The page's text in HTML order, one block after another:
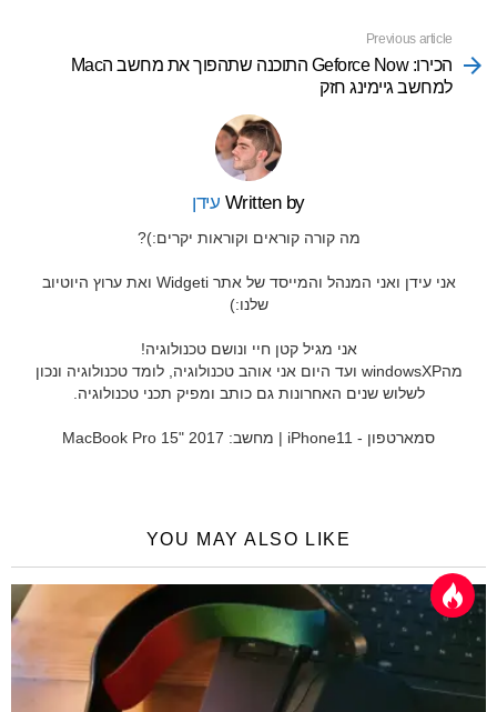
more
Previous article
הכירו: Geforce Now התוכנה שתהפוך את מחשב הMac
למחשב גיימינג חזק
Written by עידן
מה קורה קוראים וקוראות יקרים:)?
אני עידן ואני המנהל והמייסד של אתר Widgeti ואת ערוץ היוטיוב
שלנו:)
אני מגיל קטן חיי ונושם טכנולוגיה!
מהwindowsXP ועד היום אני אוהב טכנולוגיה, לומד טכנולוגיה ונכון
לשלוש שנים האחרונות גם כותב ומפיק תכני טכנולוגיה.
סמארטפון - iPhone11 | מחשב: MacBook Pro 15" 2017
YOU MAY ALSO LIKE